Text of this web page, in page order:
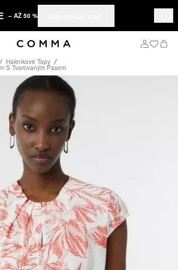
– AŽ 50 %
Halenkové Topy
S Tvarovaným Pasem